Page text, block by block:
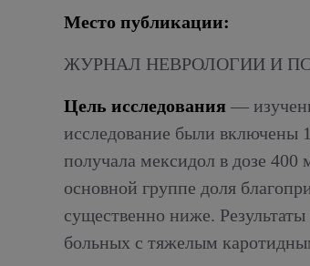
Место публикации:
ЖУРНАЛ НЕВРОЛОГИИ И
Цель исследования —
исследование были включены
получала мексидол в дозе
основной группе доля
существенно ниже.
больных с тяжелым